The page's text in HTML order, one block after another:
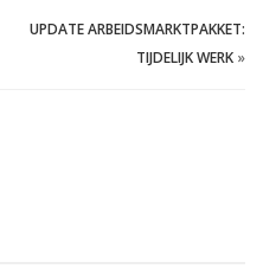
UPDATE ARBEIDSMARKTPAKKET:
TIJDELIJK WERK »